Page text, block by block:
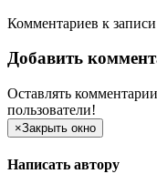
Комментариев к
Добавить
Оставлять
пользователи!
×Закрыть окно
Написать автору